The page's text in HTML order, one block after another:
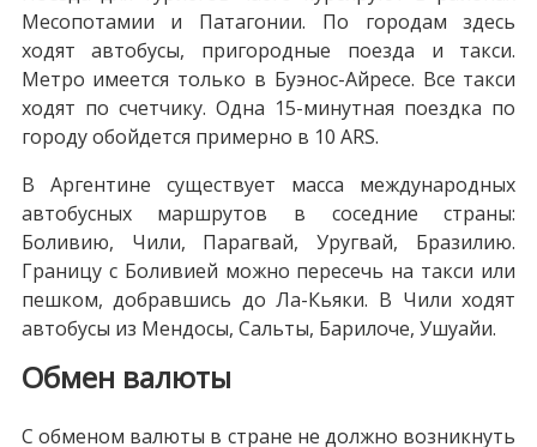
Месопотамии и Патагонии. По городам здесь
ходят автобусы, пригородные поезда и такси.
Метро имеется только в Буэнос-Айресе. Все такси
ходят по счетчику. Одна 15-минутная поездка по
городу обойдется примерно в 10 ARS.
В Аргентине существует масса международных
автобусных маршрутов в соседние страны:
Боливию, Чили, Парагвай, Уругвай, Бразилию.
Границу с Боливией можно пересечь на такси или
пешком, добравшись до Ла-Кьяки. В Чили ходят
автобусы из Мендосы, Сальты, Барилоче, Ушуайи.
Обмен валюты
С обменом валюты в стране не должно возникнуть